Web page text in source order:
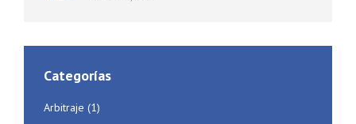
Categorías
Arbitraje (1)